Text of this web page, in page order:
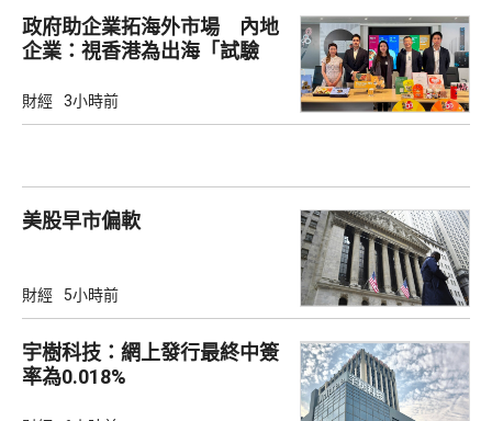
政府助企業拓海外市場 內地
企業：視香港為出海「試驗
財經 3小時前
美股早市偏軟
財經 5小時前
宇樹科技：網上發行最終中簽
率為0.018%